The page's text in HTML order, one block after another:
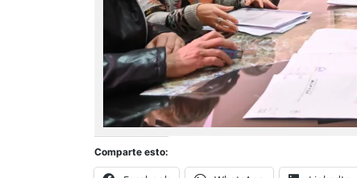
Comparte esto: